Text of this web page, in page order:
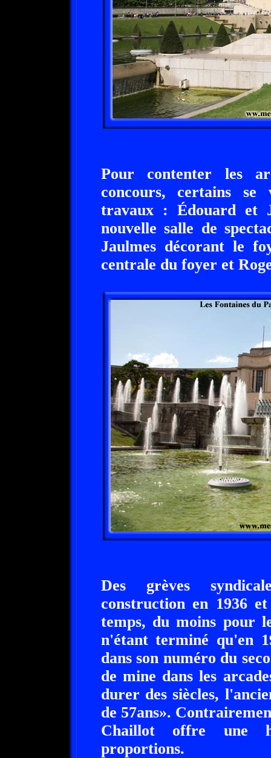
Pour contenter les
concours, certains
travaux : Édouard et
nouvelle salle de
Jaulmes décorant le
centrale du foyer et
Des grèves
construction en 1936
temps, du moins pour
n'étant terminé qu'en
dans son numéro du
de mine dans les
durer des siècles,
de 57ans».
Chaillot offre une
proportions.